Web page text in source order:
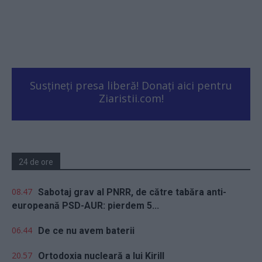
Susțineți presa liberă! Donați aici pentru
Ziaristii.com!
24 de ore
08.47 Sabotaj grav al PNRR, de către tabăra anti-
europeană PSD-AUR: pierdem 5...
06.44 De ce nu avem baterii
20.57 Ortodoxia nucleară a lui Kirill